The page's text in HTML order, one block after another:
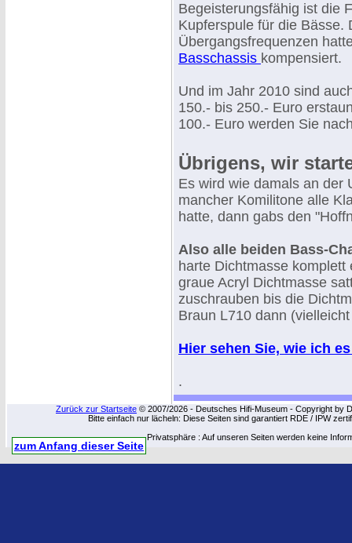
Begeisterungsfähig ist die
Kupferspule für die Bässe.
Übergangsfrequenzen
Basschassis kompensiert.
Und im Jahr 2010 sind
150.- bis 250.- Euro
100.- Euro werden Sie
Übrigens, wir
Es wird wie damals an der
mancher Komilitone alle
hatte, dann gabs den
Also alle beiden Bass-
harte Dichtmasse komplett
graue Acryl Dichtmasse
zuschrauben bis die
Braun L710 dann
Hier sehen Sie, wie ich
.
Zurück zur Startseite © 2007/2026 - Deutsches Hifi-Museum - Copyright by
Bitte einfach nur lächeln: Diese Seiten sind garantiert RDE / IPW
Privatsphäre : Auf unseren Seiten werden keine
zum Anfang dieser Seite